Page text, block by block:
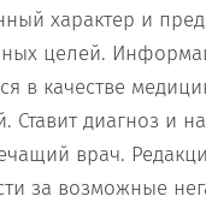
характер и
целей.
в качестве
Ставит диагноз и
врач.
за возможные